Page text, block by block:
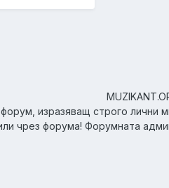
изразяващ строго
чрез форума! Форумната